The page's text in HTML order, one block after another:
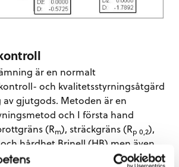
är en normalt
och kvalitetsstyrningsåtgärd
gjutgods. Metoden är en
och I första hand
(Rm), sträckgräns (Rp 0,2),
hårdhet Brinell (HB) men även
som exempelvis slagseghet (Joul)